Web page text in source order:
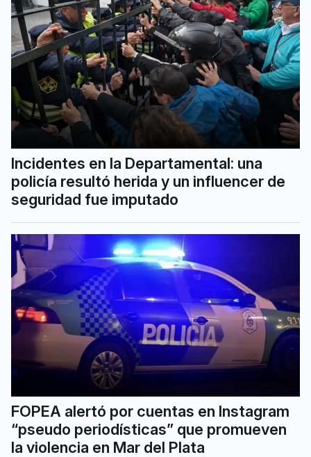
Incidentes en la Departamental: una
policía resultó herida y un influencer de
seguridad fue imputado
FOPEA alertó por cuentas en Instagram
“pseudo periodísticas” que promueven
la violencia en Mar del Plata